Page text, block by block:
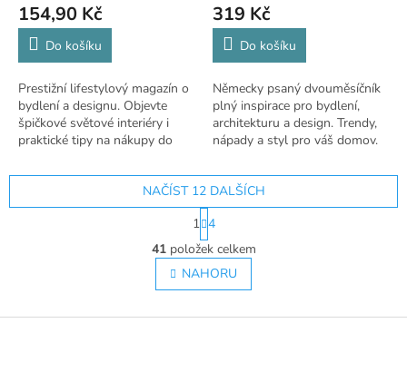
154,90 Kč
Do košíku
Prestižní lifestylový magazín o
bydlení a designu. Objevte
špičkové světové interiéry i
praktické tipy na nákupy do
319 Kč
Do košíku
Německy psaný dvouměsíčník
plný inspirace pro bydlení,
architekturu a design. Trendy,
nápady a styl pro váš domov.
O
v
l
á
NAČÍST 12 DALŠÍCH
S
t
r
á
n
k
v
1 4
41položek celkem
NAHORU
Z